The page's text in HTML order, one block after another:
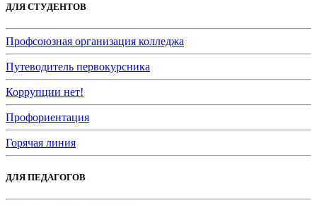
ДЛЯ СТУДЕНТОВ
Профсоюзная организация колледжа
Путеводитель первокурсника
Коррупции нет!
Профориентация
Горячая линия
ДЛЯ ПЕДАГОГОВ